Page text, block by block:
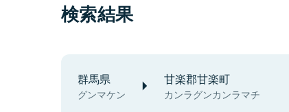
検索結果
群馬県
グンマケン
甘楽郡甘楽町
カンラグンカンラマチ